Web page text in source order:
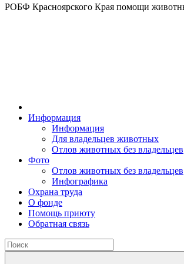
РОБФ Красноярского Края помощи
Информация
Информация
Для владельцев животных
Отлов животных без владельцев
Фото
Отлов животных без владельцев
Инфографика
Охрана труда
О фонде
Помощь приюту
Обратная связь